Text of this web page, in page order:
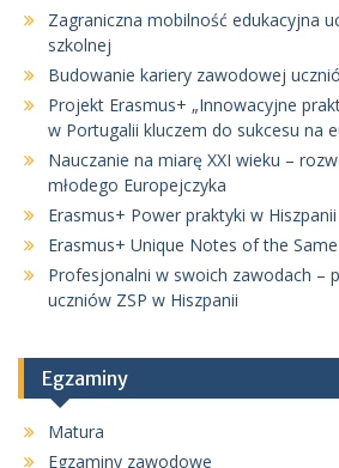
Zagraniczna mobilność edukacyjna
szkolnej
Budowanie kariery zawodowej
Projekt Erasmus+ „Innowacyjne
w Portugalii kluczem do sukcesu na
Nauczanie na miarę XXI wieku –
młodego Europejczyka
Erasmus+ Power praktyki w Hiszpanii
Erasmus+ Unique Notes of the
Profesjonalni w swoich zawodach –
uczniów ZSP w Hiszpanii
Egzaminy
Matura
Egzaminy zawodowe